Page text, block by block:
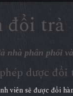
đổi trả
nhà phân phối
dược đổi
viên sẽ được đổi